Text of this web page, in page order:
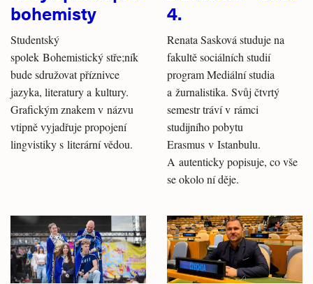
bohemisty
Studentský
spolek Bohemistický stře;ník
bude sdružovat příznivce
jazyka, literatury a kultury.
Grafickým znakem v názvu
vtipně vyjadřuje propojení
lingvistiky s literární vědou.
4.
Renata Sasková studuje na
fakultě sociálních studií
program Mediální studia
a žurnalistika. Svůj čtvrtý
semestr tráví v rámci
studijního pobytu
Erasmus v Istanbulu.
A autenticky popisuje, co vše
se okolo ní děje.